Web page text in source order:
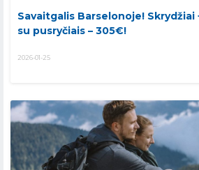
Savaitgalis Barselonoje! Skrydžiai
su pusryčiais – 305€!
2026-01-25